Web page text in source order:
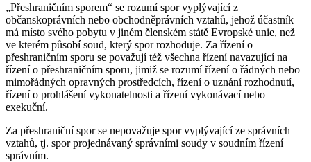
„Přeshraničním sporem“ se rozumí spor vyplývající z
občanskoprávních nebo obchodněprávních vztahů, jehož účastník
má místo svého pobytu v jiném členském státě Evropské unie, než
ve kterém působí soud, který spor rozhoduje. Za řízení o
přeshraničním sporu se považují též všechna řízení navazující na
řízení o přeshraničním sporu, jimiž se rozumí řízení o řádných nebo
mimořádných opravných prostředcích, řízení o uznání rozhodnutí,
řízení o prohlášení vykonatelnosti a řízení vykonávací nebo
exekuční.
Za přeshraniční spor se nepovažuje spor vyplývající ze správních
vztahů, tj. spor projednávaný správními soudy v soudním řízení
správním.